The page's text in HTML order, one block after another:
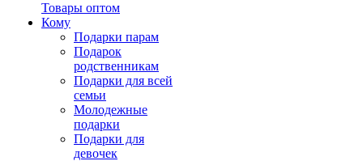
Товары оптом
Кому
Подарки парам
Подарок
родственникам
Подарки для всей
семьи
Молодежные
подарки
Подарки для
девочек